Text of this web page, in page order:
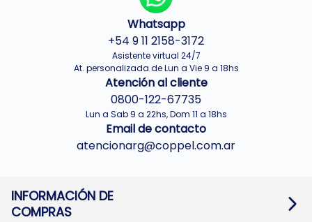
Whatsapp
+54 9 11 2158-3172
Asistente virtual 24/7
At. personalizada de Lun a Vie 9 a 18hs
Atención al cliente
0800-122-67735
Lun a Sab 9 a 22hs, Dom 11 a 18hs
Email de contacto
atencionarg@coppel.com.ar
INFORMACIÓN DE
COMPRAS